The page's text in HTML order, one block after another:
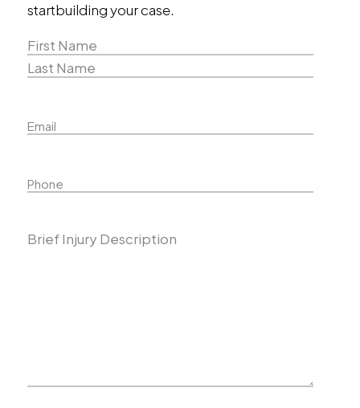
startbuilding your case.
Name(Required)
First